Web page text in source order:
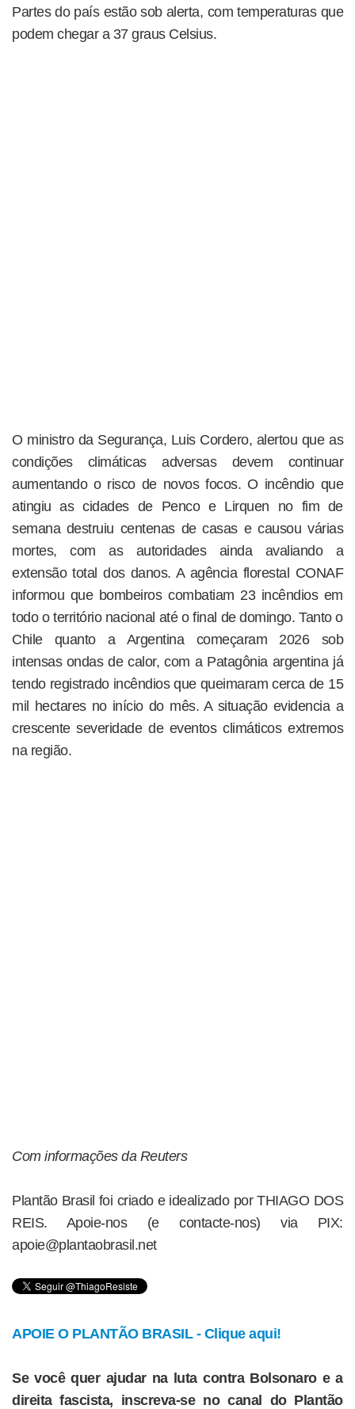
Partes do país estão sob alerta, com temperaturas que
podem chegar a 37 graus Celsius.
O ministro da Segurança, Luis Cordero, alertou que as
condições climáticas adversas devem continuar
aumentando o risco de novos focos. O incêndio que
atingiu as cidades de Penco e Lirquen no fim de
semana destruiu centenas de casas e causou várias
mortes, com as autoridades ainda avaliando a
extensão total dos danos. A agência florestal CONAF
informou que bombeiros combatiam 23 incêndios em
todo o território nacional até o final de domingo. Tanto o
Chile quanto a Argentina começaram 2026 sob
intensas ondas de calor, com a Patagônia argentina já
tendo registrado incêndios que queimaram cerca de 15
mil hectares no início do mês. A situação evidencia a
crescente severidade de eventos climáticos extremos
na região.
Com informações da Reuters
Plantão Brasil foi criado e idealizado por THIAGO DOS
REIS. Apoie-nos (e contacte-nos) via PIX:
apoie@plantaobrasil.net
APOIE O PLANTÃO BRASIL - Clique aqui!
Se você quer ajudar na luta contra Bolsonaro e a
direita fascista, inscreva-se no canal do Plantão